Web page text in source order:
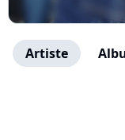
Artiste